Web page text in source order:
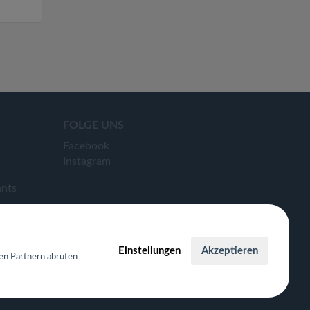
FOLGE UNS
Facebook
Instagram
Partnern abrufen
Einstellungen Akzeptieren